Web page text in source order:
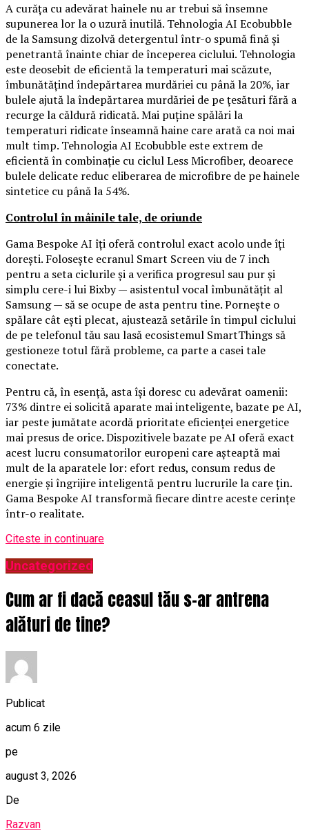
A curăța cu adevărat hainele nu ar trebui să însemne
supunerea lor la o uzură inutilă. Tehnologia AI Ecobubble
de la Samsung dizolvă detergentul într-o spumă fină și
penetrantă înainte chiar de începerea ciclului. Tehnologia
este deosebit de eficientă la temperaturi mai scăzute,
îmbunătățind îndepărtarea murdăriei cu până la 20%, iar
bulele ajută la îndepărtarea murdăriei de pe țesături fără a
recurge la căldură ridicată. Mai puține spălări la
temperaturi ridicate înseamnă haine care arată ca noi mai
mult timp. Tehnologia AI Ecobubble este extrem de
eficientă în combinație cu ciclul Less Microfiber, deoarece
bulele delicate reduc eliberarea de microfibre de pe hainele
sintetice cu până la 54%.
Controlul în mâinile tale, de oriunde
Gama Bespoke AI îți oferă controlul exact acolo unde îți
dorești. Folosește ecranul Smart Screen viu de 7 inch
pentru a seta ciclurile și a verifica progresul sau pur și
simplu cere-i lui Bixby — asistentul vocal îmbunătățit al
Samsung — să se ocupe de asta pentru tine. Pornește o
spălare cât ești plecat, ajustează setările în timpul ciclului
de pe telefonul tău sau lasă ecosistemul SmartThings să
gestioneze totul fără probleme, ca parte a casei tale
conectate.
Pentru că, în esență, asta își doresc cu adevărat oamenii:
73% dintre ei solicită aparate mai inteligente, bazate pe AI,
iar peste jumătate acordă prioritate eficienței energetice
mai presus de orice. Dispozitivele bazate pe AI oferă exact
acest lucru consumatorilor europeni care așteaptă mai
mult de la aparatele lor: efort redus, consum redus de
energie și îngrijire inteligentă pentru lucrurile la care țin.
Gama Bespoke AI transformă fiecare dintre aceste cerințe
într-o realitate.
Citeste in continuare
Uncategorized
Cum ar fi dacă ceasul tău s-ar antrena
alături de tine?
Publicat
acum 6 zile
pe
august 3, 2026
De
Razvan